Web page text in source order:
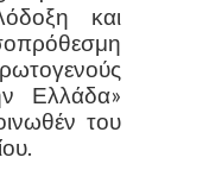
και
Ελλάδα»
του